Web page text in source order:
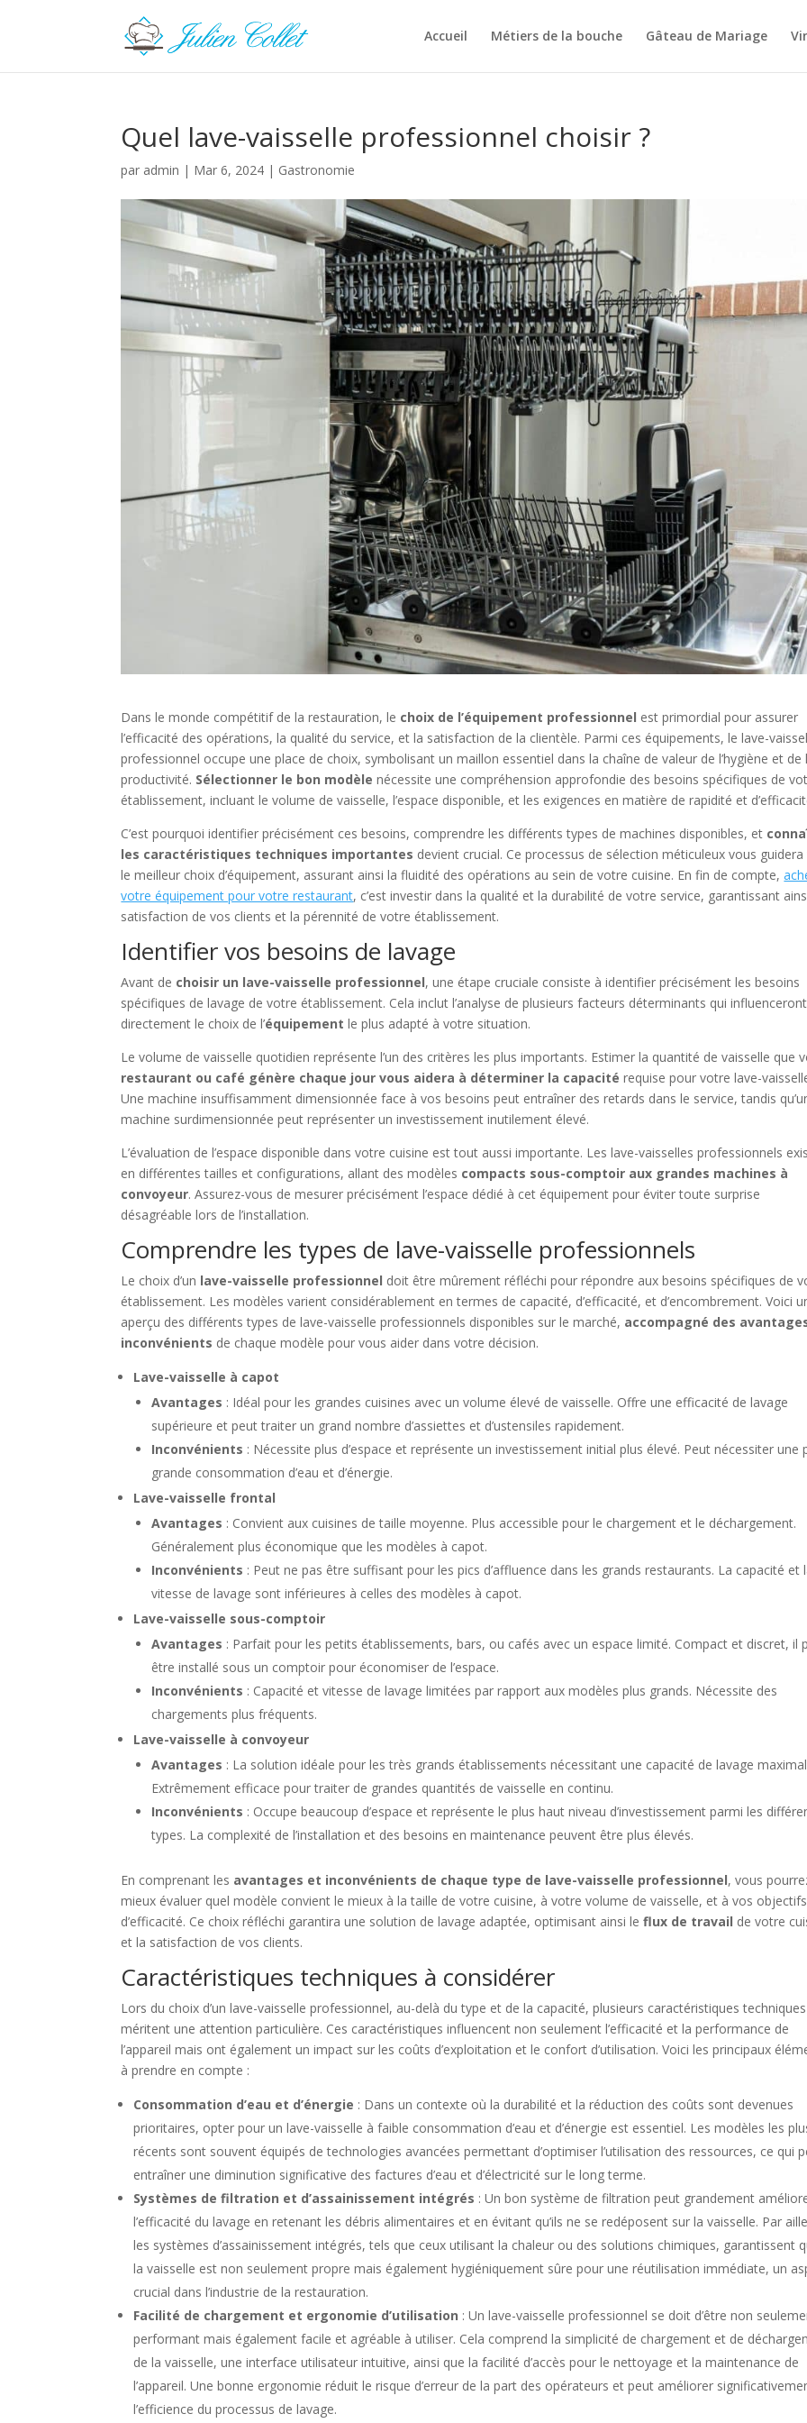
Accueil Métiers de la bouche Gâteau de Mariage
Quel lave-vaisselle professionnel choisir ?
par admin | Mar 6, 2024 | Gastronomie
Dans le monde compétitif de la restauration, le choix de l’équipement professionnel est primordial pour assurer
l’efficacité des opérations, la qualité du service, et la satisfaction de la clientèle. Parmi ces équipements, le lave-
professionnel occupe une place de choix, symbolisant un maillon essentiel dans la chaîne de valeur de l’hygiène et de
productivité. Sélectionner le bon modèle nécessite une compréhension approfondie des besoins spécifiques de
établissement, incluant le volume de vaisselle, l’espace disponible, et les exigences en matière de rapidité et
C’est pourquoi identifier précisément ces besoins, comprendre les différents types de machines disponibles, et
les caractéristiques techniques importantes devient crucial. Ce processus de sélection méticuleux vous guidera
le meilleur choix d’équipement, assurant ainsi la fluidité des opérations au sein de votre cuisine. En fin de compte,
votre équipement pour votre restaurant, c’est investir dans la qualité et la durabilité de votre service, garantissant
satisfaction de vos clients et la pérennité de votre établissement.
Identifier vos besoins de lavage
Avant de choisir un lave-vaisselle professionnel, une étape cruciale consiste à identifier précisément les besoins
spécifiques de lavage de votre établissement. Cela inclut l’analyse de plusieurs facteurs déterminants qui influenceront
directement le choix de l’équipement le plus adapté à votre situation.
Le volume de vaisselle quotidien représente l’un des critères les plus importants. Estimer la quantité de vaisselle que
restaurant ou café génère chaque jour vous aidera à déterminer la capacité requise pour votre lave-
Une machine insuffisamment dimensionnée face à vos besoins peut entraîner des retards dans le service, tandis
machine surdimensionnée peut représenter un investissement inutilement élevé.
L’évaluation de l’espace disponible dans votre cuisine est tout aussi importante. Les lave-vaisselles professionnels
en différentes tailles et configurations, allant des modèles compacts sous-comptoir aux grandes machines à
convoyeur. Assurez-vous de mesurer précisément l’espace dédié à cet équipement pour éviter toute surprise
désagréable lors de l’installation.
Comprendre les types de lave-vaisselle professionnels
Le choix d’un lave-vaisselle professionnel doit être mûrement réfléchi pour répondre aux besoins spécifiques de
établissement. Les modèles varient considérablement en termes de capacité, d’efficacité, et d’encombrement. Voici
aperçu des différents types de lave-vaisselle professionnels disponibles sur le marché, accompagné des
inconvénients de chaque modèle pour vous aider dans votre décision.
Lave-vaisselle à capot
Avantages : Idéal pour les grandes cuisines avec un volume élevé de vaisselle. Offre une efficacité de lavage
supérieure et peut traiter un grand nombre d’assiettes et d’ustensiles rapidement.
Inconvénients : Nécessite plus d’espace et représente un investissement initial plus élevé. Peut nécessiter une
grande consommation d’eau et d’énergie.
Lave-vaisselle frontal
Avantages : Convient aux cuisines de taille moyenne. Plus accessible pour le chargement et le déchargement.
Généralement plus économique que les modèles à capot.
Inconvénients : Peut ne pas être suffisant pour les pics d’affluence dans les grands restaurants. La capacité et
vitesse de lavage sont inférieures à celles des modèles à capot.
Lave-vaisselle sous-comptoir
Avantages : Parfait pour les petits établissements, bars, ou cafés avec un espace limité. Compact et discret, il
être installé sous un comptoir pour économiser de l’espace.
Inconvénients : Capacité et vitesse de lavage limitées par rapport aux modèles plus grands. Nécessite des
chargements plus fréquents.
Lave-vaisselle à convoyeur
Avantages : La solution idéale pour les très grands établissements nécessitant une capacité de lavage
Extrêmement efficace pour traiter de grandes quantités de vaisselle en continu.
Inconvénients : Occupe beaucoup d’espace et représente le plus haut niveau d’investissement parmi les
types. La complexité de l’installation et des besoins en maintenance peuvent être plus élevés.
En comprenant les avantages et inconvénients de chaque type de lave-vaisselle professionnel, vous
mieux évaluer quel modèle convient le mieux à la taille de votre cuisine, à votre volume de vaisselle, et à vos objectifs
d’efficacité. Ce choix réfléchi garantira une solution de lavage adaptée, optimisant ainsi leflux de travail de votre
et la satisfaction de vos clients.
Caractéristiques techniques à considérer
Lors du choix d’un lave-vaisselle professionnel, au-delà du type et de la capacité, plusieurs caractéristiques techniques
méritent une attention particulière. Ces caractéristiques influencent non seulement l’efficacité et la performance de
l’appareil mais ont également un impact sur les coûts d’exploitation et le confort d’utilisation. Voici les principaux
à prendre en compte :
Consommation d’eau et d’énergie : Dans un contexte où la durabilité et la réduction des coûts sont devenues
prioritaires, opter pour un lave-vaisselle à faible consommation d’eau et d’énergie est essentiel. Les modèles les
récents sont souvent équipés de technologies avancées permettant d’optimiser l’utilisation des ressources, ce qui
entraîner une diminution significative des factures d’eau et d’électricité sur le long terme.
Systèmes de filtration et d’assainissement intégrés : Un bon système de filtration peut grandement
l’efficacité du lavage en retenant les débris alimentaires et en évitant qu’ils ne se redéposent sur la vaisselle. Par
les systèmes d’assainissement intégrés, tels que ceux utilisant la chaleur ou des solutions chimiques, garantissent
la vaisselle est non seulement propre mais également hygiéniquement sûre pour une réutilisation immédiate, un
crucial dans l’industrie de la restauration.
Facilité de chargement et ergonomie d’utilisation : Un lave-vaisselle professionnel se doit d’être non
performant mais également facile et agréable à utiliser. Cela comprend la simplicité de chargement et de
de la vaisselle, une interface utilisateur intuitive, ainsi que la facilité d’accès pour le nettoyage et la maintenance de
l’appareil. Une bonne ergonomie réduit le risque d’erreur de la part des opérateurs et peut améliorer
l’efficience du processus de lavage.